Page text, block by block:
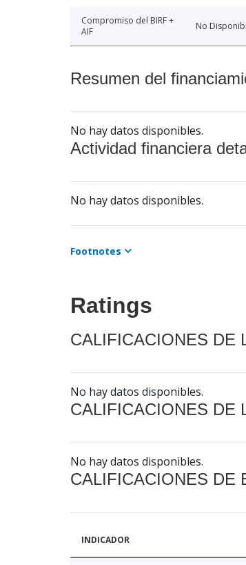
Compromiso del BIRF +
AIF
No
Resumen del
No hay datos disponibles.
Actividad financiera
No hay datos disponibles.
Footnotes
Ratings
CALIFICACIONES DE
No hay datos disponibles.
CALIFICACIONES DE
No hay datos disponibles.
CALIFICACIONES DE
INDICADOR